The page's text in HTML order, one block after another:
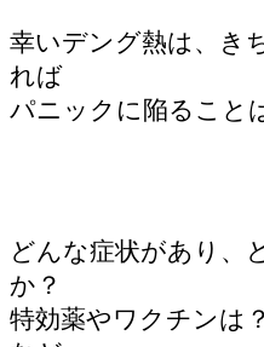
幸いデング熱は、き
れば
パニックに陥ること
どんな症状があり、
か？
特効薬やワクチンは